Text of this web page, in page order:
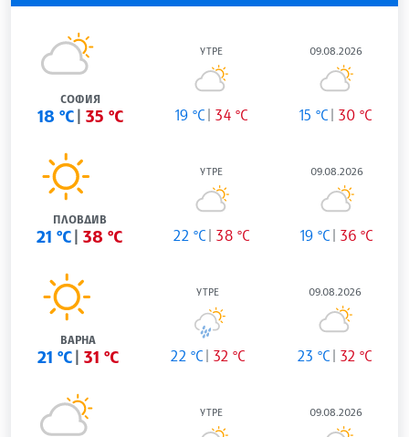
СОФИЯ
18 °C 35 °C
УТРЕ
19 °C 34 °C
09.08.2026
15 °C 30 °C
ПЛОВДИВ
21 °C 38 °C
УТРЕ
22 °C 38 °C
09.08.2026
19 °C 36 °C
ВАРНА
21 °C 31 °C
УТРЕ
22 °C 32 °C
09.08.2026
23 °C 32 °C
УТРЕ 09.08.2026